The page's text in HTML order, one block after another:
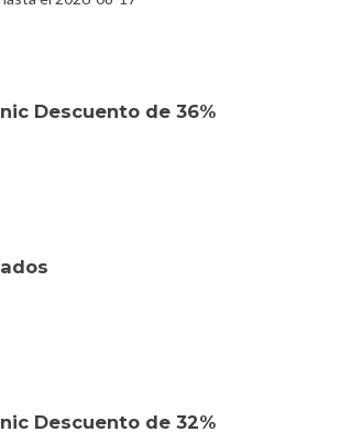
Descuento de 36%
Descuento de 32%